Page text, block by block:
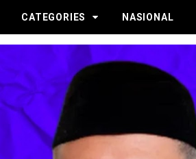
CATEGORIES NASIONAL